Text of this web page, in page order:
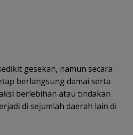
gesekan, namun secara
berlangsung damai serta
berlebihan atau tindakan
di sejumlah daerah lain di